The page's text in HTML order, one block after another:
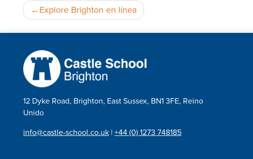
Navegación
de
entradas
Explore Brighton en línea
12 Dyke Road, Brighton, East Sussex, BN1 3FE, Reino
Unido
info@castle-school.co.uk |+44 (0) 1273 748185